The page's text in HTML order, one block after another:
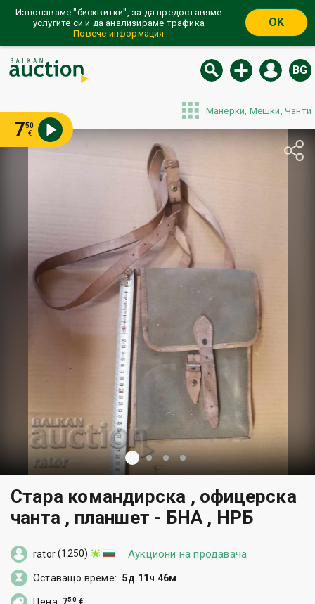
Използваме "бисквитки", за да предоставяме
услугите си и да анализираме трафика
Повече информация
OK
BG
Манерки, Мешки, Чанти
750
€
Стара командирска , офицерска
чанта , планшет - БНА , НРБ
rator (1250) Аукциони на продавача
Оставащо време: 5д 11ч 46м
50